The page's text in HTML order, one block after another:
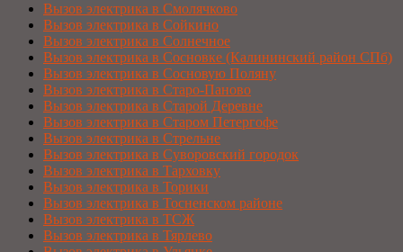
Вызов электрика в Смолячково
Вызов электрика в Сойкино
Вызов электрика в Солнечное
Вызов электрика в Сосновке (Калининский район СПб)
Вызов электрика в Сосновую Поляну
Вызов электрика в Старо-Паново
Вызов электрика в Старой Деревне
Вызов электрика в Старом Петергофе
Вызов электрика в Стрельне
Вызов электрика в Суворовский городок
Вызов электрика в Тарховку
Вызов электрика в Торики
Вызов электрика в Тосненском районе
Вызов электрика в ТСЖ
Вызов электрика в Тярлево